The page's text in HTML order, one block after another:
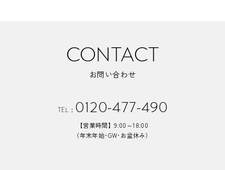
CONTACT
お問い合わせ
TEL： 0120-477-490
【営業時間】9:00～18:00
（年末年始･GW･お盆休み）